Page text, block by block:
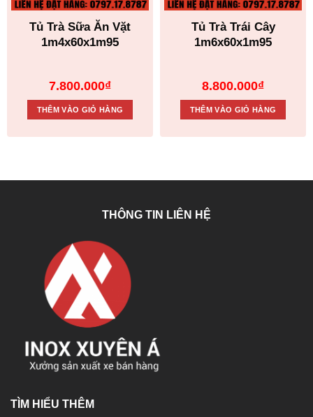
Tủ Trà Sữa Ăn Vặt
1m4x60x1m95
7.800.000₫
THÊM VÀO GIỎ HÀNG
Tủ Trà Trái Cây
1m6x60x1m95
8.800.000₫
THÊM VÀO GIỎ HÀNG
THÔNG TIN LIÊN HỆ
TÌM HIỂU THÊM